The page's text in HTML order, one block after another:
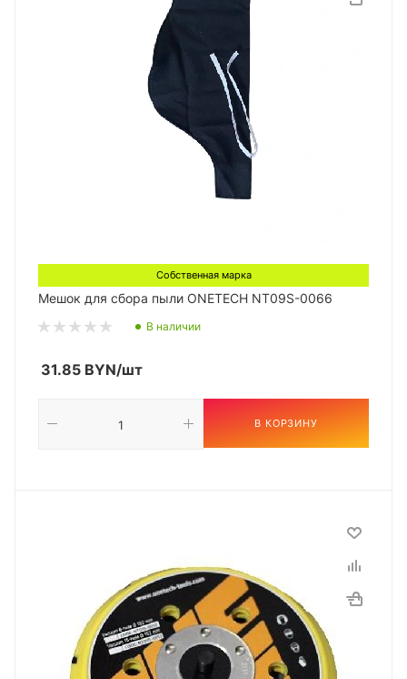
Собственная марка
Мешок для сбора пыли ONETECH NT09S-0066
В наличии
31.85 BYN/шт
В КОРЗИНУ